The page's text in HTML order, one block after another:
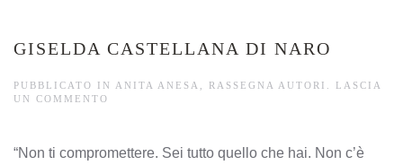
GISELDA CASTELLANA DI NARO
PUBBLICATO IN ANITA ANESA RASSEGNA AUTORI
LASCIA
UN COMMENTO
“Non ti compromettere. Sei tutto quello che hai. Non c’è